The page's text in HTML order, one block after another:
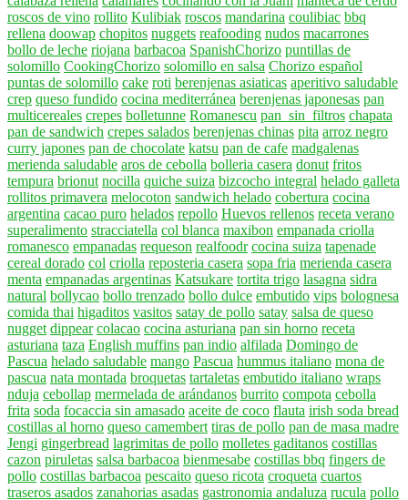
roscos de vino rollito Kulibiak roscos mandarina coulibiac bbq
rellena doowap chopitos nuggets reafooding nudos macarrones
bollo de leche riojana barbacoa SpanishChorizo puntillas de
solomillo CookingChorizo solomillo en salsa Chorizo español
puntas de solomillo cake roti berenjenas asiaticas aperitivo saludable
crep queso fundido cocina mediterránea berenjenas japonesas pan
multicereales crepes bolletunne Romanescu pan_sin_filtros chapata
pan de sandwich crepes salados berenjenas chinas pita arroz negro
curry japones pan de chocolate katsu pan de cafe madgalenas
merienda saludable aros de cebolla bolleria casera donut fritos
tempura brionut nocilla quiche suiza bizcocho integral helado galleta
rollitos primavera melocoton sandwich helado cobertura cocina
argentina cacao puro helados repollo Huevos rellenos receta verano
superalimento stracciatella col blanca maxibon empanada criolla
romanesco empanadas requeson realfoodr cocina suiza tapenade
cereal dorado col criolla reposteria casera sopa fria merienda casera
menta empanadas argentinas Katsukare tortita trigo lasagna sidra
natural bollycao bollo trenzado bollo dulce embutido vips bolognesa
comida thai higaditos vasitos satay de pollo satay salsa de queso
nugget dippear colacao cocina asturiana pan sin horno receta
asturiana taza English muffins pan indio alfilada Domingo de
Pascua helado saludable mango Pascua hummus italiano mona de
pascua nata montada broquetas tartaletas embutido italiano wraps
nduja cebollap mermelada de arándanos burrito compota cebolla
frita soda focaccia sin amasado aceite de coco flauta irish soda bread
costillas al horno queso camembert tiras de pollo pan de masa madre
Jengi gingerbread lagrimitas de pollo molletes gaditanos costillas
cazon piruletas salsa barbacoa bienmesabe costillas bbq fingers de
pollo costillas barbacoa pescaito queso ricota croqueta cuartos
traseros asados zanahorias asadas gastronomia andaluza rucula pollo